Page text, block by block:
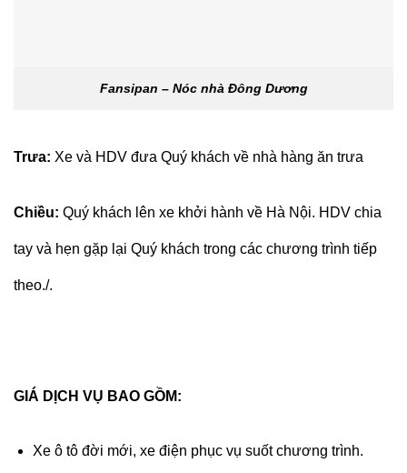
Fansipan – Nóc nhà Đông Dương
Trưa: Xe và HDV đưa Quý khách về nhà hàng ăn trưa
Chiều: Quý khách lên xe khởi hành về Hà Nội. HDV chia
tay và hẹn gặp lại Quý khách trong các chương trình tiếp
theo./.
GIÁ DỊCH VỤ BAO GỒM:
Xe ô tô đời mới, xe điện phục vụ suốt chương trình.